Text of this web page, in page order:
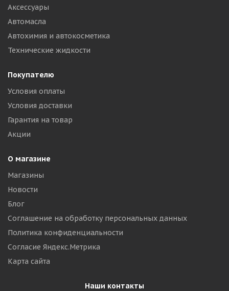
Аксессуары
Автомасла
Автохимия и автокосметика
Технические жидкости
Покупателю
Условия оплаты
Условия доставки
Гарантия на товар
Акции
О магазине
Магазины
Новости
Блог
Соглашение на обработку персональных данных
Политика конфиденциальности
Согласие Яндекс.Метрика
Карта сайта
Наши контакты